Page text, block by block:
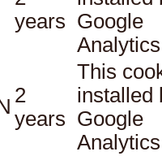
years Google
2
years
This
installed
Google